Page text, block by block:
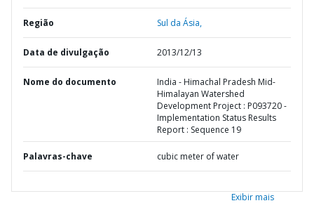
Região Sul da Ásia,
Data de divulgação 2013/12/13
Nome do documento
India - Himachal Pradesh Mid-
Himalayan Watershed
Development Project : P093720 -
Implementation Status Results
Report : Sequence 19
Palavras-chave cubic meter of water
Exibir mais